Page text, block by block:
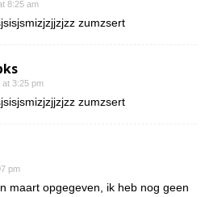
8:25 am
zumzsert
at 3:25 pm
zumzsert
pm
maart opgegeven, ik heb nog geen